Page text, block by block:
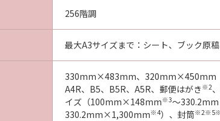
256階調
最大A3サイズまで：シート、ブック原
330mm×483mm、320mm×450mm
A4R、B5、B5R、A5R、郵便はがき ※2
イズ（100mm×148mm※3～
330.2mm×1,300mm※4）、封筒